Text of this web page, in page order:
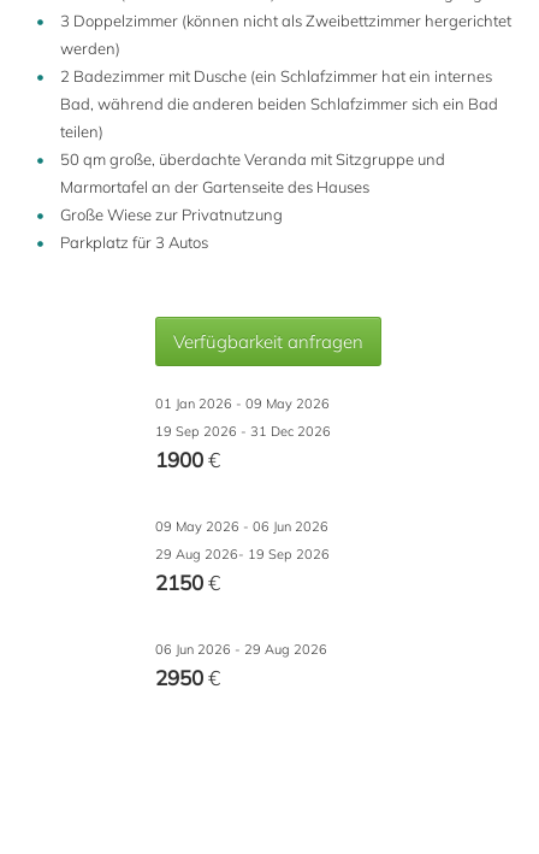
3 Doppelzimmer (können nicht als Zweibettzimmer hergerichtet
werden)
2 Badezimmer mit Dusche (ein Schlafzimmer hat ein internes
Bad, während die anderen beiden Schlafzimmer sich ein Bad
teilen)
50 qm große, überdachte Veranda mit Sitzgruppe und
Marmortafel an der Gartenseite des Hauses
Große Wiese zur Privatnutzung
Parkplatz für 3 Autos
Verfügbarkeit anfragen
01 Jan 2026 - 09 May 2026
19 Sep 2026 - 31 Dec 2026
1900€
09 May 2026 - 06 Jun 2026
29 Aug 2026- 19 Sep 2026
2150€
06 Jun 2026 - 29 Aug 2026
2950€